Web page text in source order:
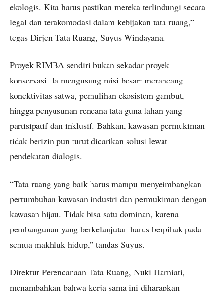
ekologis. Kita harus pastikan mereka terlindungi secara
legal dan terakomodasi dalam kebijakan tata ruang,”
tegas Dirjen Tata Ruang, Suyus Windayana.
Proyek RIMBA sendiri bukan sekadar proyek
konservasi. Ia mengusung misi besar: merancang
konektivitas satwa, pemulihan ekosistem gambut,
hingga penyusunan rencana tata guna lahan yang
partisipatif dan inklusif. Bahkan, kawasan permukiman
tidak berizin pun turut dicarikan solusi lewat
pendekatan dialogis.
“Tata ruang yang baik harus mampu menyeimbangkan
pertumbuhan kawasan industri dan permukiman dengan
kawasan hijau. Tidak bisa satu dominan, karena
pembangunan yang berkelanjutan harus berpihak pada
semua makhluk hidup,” tandas Suyus.
Direktur Perencanaan Tata Ruang, Nuki Harniati,
menambahkan bahwa kerja sama ini diharapkan